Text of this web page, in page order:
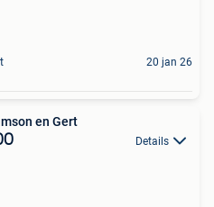
20 jan 26
en Gert
Details